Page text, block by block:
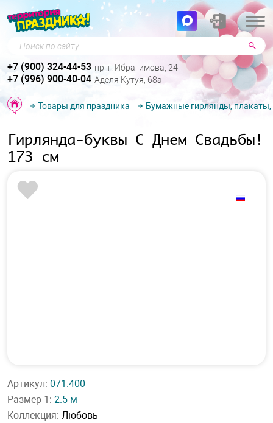
Поиск по сайту
+7 (900) 324-44-53 пр-т. Ибрагимова, 24
+7 (996) 900-40-04 Аделя Кутуя, 68а
Товары для праздника Бумажные гирлянды,
Гирлянда-буквы С Днем Свадьбы!
173 см
Артикул: 071.400
Размер 1: 2.5 м
Коллекция: Любовь